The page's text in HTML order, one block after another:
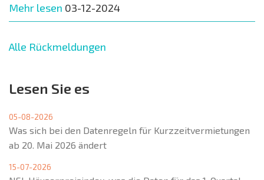
Mehr lesen 03-12-2024
Alle Rückmeldungen
Lesen Sie es
05-08-2026
Was sich bei den Datenregeln für Kurzzeitvermietungen
ab 20. Mai 2026 ändert
15-07-2026